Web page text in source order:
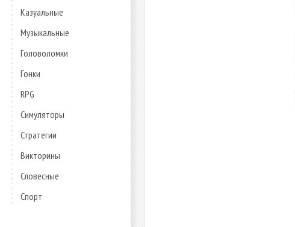
Казуальные
Музыкальные
Головоломки
Гонки
RPG
Симуляторы
Стратегии
Викторины
Словесные
Спорт